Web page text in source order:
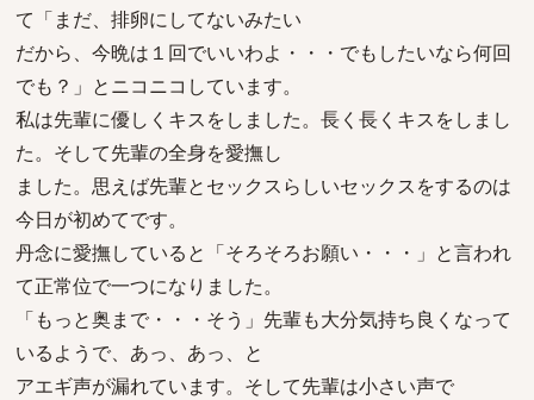
て「まだ、排卵にしてないみたい
だから、今晩は１回でいいわよ・・・でもしたいなら何回
でも？」とニコニコしています。
私は先輩に優しくキスをしました。長く長くキスをしまし
た。そして先輩の全身を愛撫し
ました。思えば先輩とセックスらしいセックスをするのは
今日が初めてです。
丹念に愛撫していると「そろそろお願い・・・」と言われ
て正常位で一つになりました。
「もっと奥まで・・・そう」先輩も大分気持ち良くなって
いるようで、あっ、あっ、と
アエギ声が漏れています。そして先輩は小さい声で